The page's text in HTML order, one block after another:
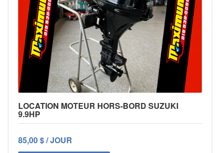
LOCATION MOTEUR HORS-BORD SUZUKI
9.9HP
85,00 $ / JOUR